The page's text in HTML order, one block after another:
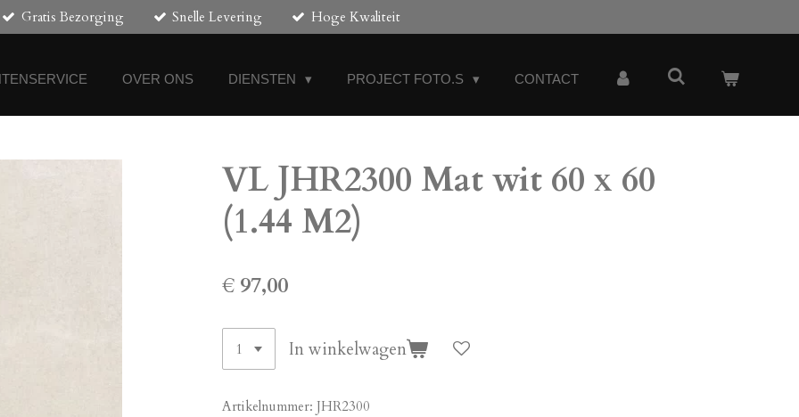
Gratis Bezorging Snelle Levering Hoge Kwaliteit
OVER ONS DIENSTEN PROJECT FOTO.S CONTACT
VL JHR2300 Mat wit 60 x 60
(1.44 M2)
€ 97,00
In winkelwagen
Artikelnummer: JHR2300